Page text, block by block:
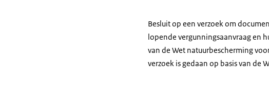
Besluit op een verzoek om
lopende vergunningsaanvraag en
van de Wet natuurbescherming
verzoek is gedaan op basis van de